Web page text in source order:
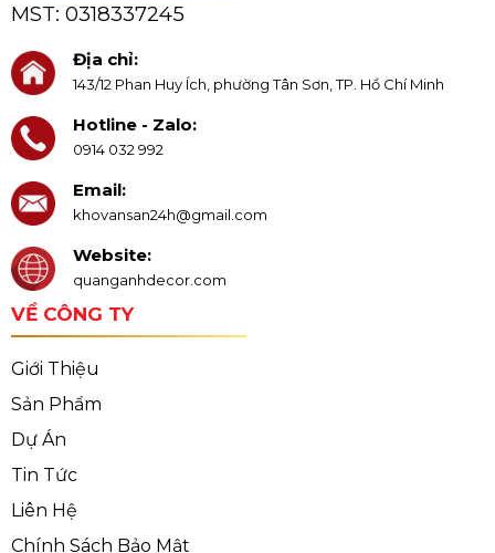
MST: 0318337245
Địa chỉ:
143/12 Phan Huy Ích, phường Tân Sơn, TP. Hồ Chí Minh
Hotline - Zalo:
0914 032 992
Email:
khovansan24h@gmail.com
Website:
quanganhdecor.com
VỀ CÔNG TY
Giới Thiệu
Sản Phẩm
Dự Án
Tin Tức
Liên Hệ
Chính Sách Bảo Mật